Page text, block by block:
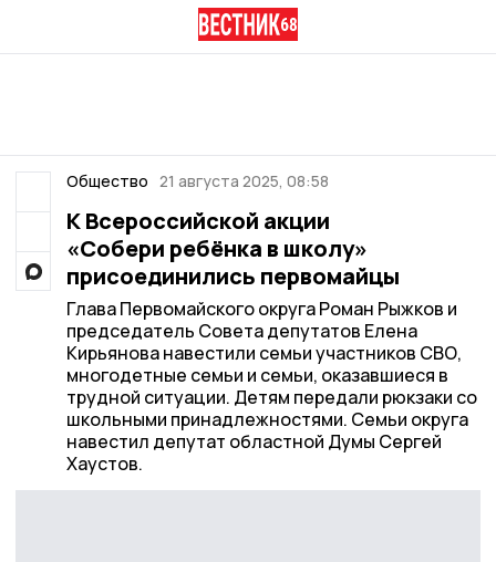
Общество 21 августа 2025, 08:58
К Всероссийской акции
«Собери ребёнка в школу»
присоединились первомайцы
Глава Первомайского округа Роман Рыжков и
председатель Совета депутатов Елена
Кирьянова навестили семьи участников СВО,
многодетные семьи и семьи, оказавшиеся в
трудной ситуации. Детям передали рюкзаки со
школьными принадлежностями. Семьи округа
навестил депутат областной Думы Сергей
Хаустов.